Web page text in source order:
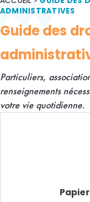
ADMINISTRATIVES
Guide des
Particuliers,
renseignements
votre vie quotidienne.